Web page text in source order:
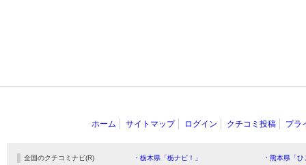
ホーム サイトマップ ログイン クチコミ投稿 プラ
全国のクチコミナビ(R) ・栃木県「栃ナビ！」 ・熊本県「